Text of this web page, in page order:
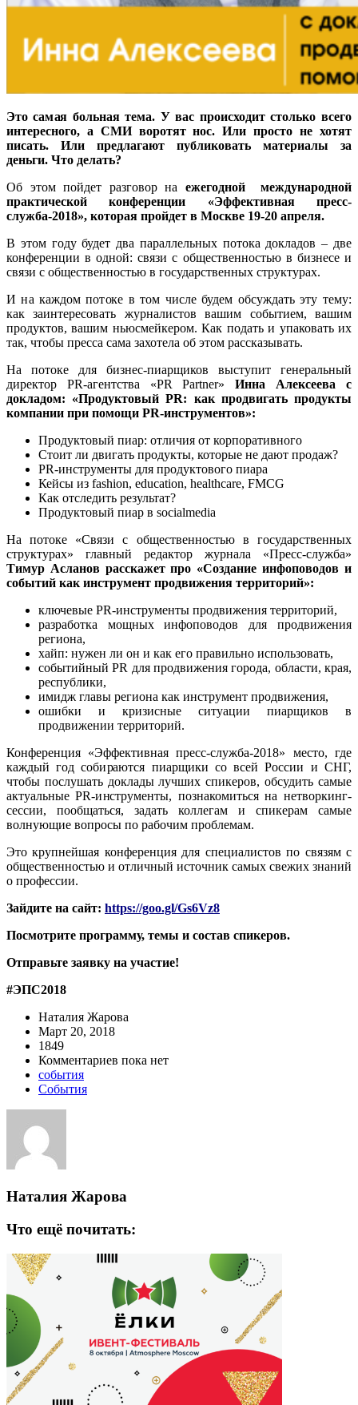
Это самая больная тема. У вас происходит столько всего
интересного, а СМИ воротят нос. Или просто не хотят
писать. Или предлагают публиковать материалы за
деньги. Что делать?
Об этом пойдет разговор на ежегодной международной
практической конференции «Эффективная пресс-
служба-2018», которая пройдет в Москве 19-20 апреля.
В этом году будет два параллельных потока докладов – две
конференции в одной: связи с общественностью в бизнесе и
связи с общественностью в государственных структурах.
И на каждом потоке в том числе будем обсуждать эту тему:
как заинтересовать журналистов вашим событием, вашим
продуктов, вашим ньюсмейкером. Как подать и упаковать их
так, чтобы пресса сама захотела об этом рассказывать.
На потоке для бизнес-пиарщиков выступит генеральный
директор PR-агентства «PR Partner»Инна Алексеева с
докладом: «ПродуктовыйPR: как продвигать продукты
компании при помощи PR-инструментов»:
Продуктовый пиар: отличия от корпоративного
Стоит ли двигать продукты, которые не дают продаж?
PR-инструменты для продуктового пиара
Кейсы из fashion, education, healthcare, FMCG
Как отследить результат?
Продуктовый пиар в socialmedia
На потоке «Связи с общественностью в государственных
структурах» главный редактор журнала «Пресс-служба»
Тимур Асланов расскажет про «Создание инфоповодов и
событий как инструмент продвижения территорий»:
ключевые PR-инструменты продвижения территорий,
разработка мощных инфоповодов для продвижения
региона,
хайп: нужен ли он и как его правильно использовать,
событийный PR для продвижения города, области, края,
республики,
имидж главы региона как инструмент продвижения,
ошибки и кризисные ситуации пиарщиков в
продвижении территорий.
Конференция «Эффективная пресс-служба-2018» место, где
каждый год собираются пиарщики со всей России и СНГ,
чтобы послушать доклады лучших спикеров, обсудить самые
актуальные PR-инструменты, познакомиться на нетворкинг-
сессии, пообщаться, задать коллегам и спикерам самые
волнующие вопросы по рабочим проблемам.
Это крупнейшая конференция для специалистов по связям с
общественностью и отличный источник самых свежих знаний
о профессии.
Зайдите на сайт: https://goo.gl/Gs6Vz8
Посмотрите программу, темы и состав спикеров.
Отправьте заявку на участие!
#ЭПС2018
Наталия Жарова
Март 20, 2018
1849
Комментариев пока нет
события
События
Наталия Жарова
Что ещё почитать: